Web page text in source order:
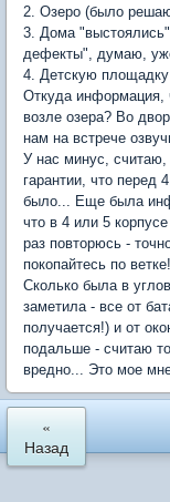
2. Озеро (было
3. Дома
дефекты", думаю,
4. Детскую площадку
Откуда информация,
возле озера? Во
нам на встрече
У нас минус, считаю,
гарантии, что перед
было... Еще была
что в 4 или 5
раз повторюсь -
покопайтесь по ветке!
Сколько была в
заметила - все от
получается!) и от
подальше - считаю
вредно... Это мое
«
Назад